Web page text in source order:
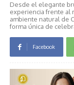
Desde el elegante
experiencia frente al
ambiente natural de
forma única de
Facebook